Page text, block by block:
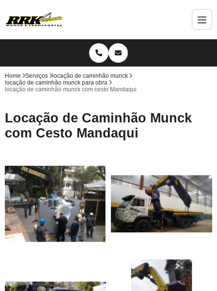
Home Serviços
locação de caminhão munck
locação de caminhão munck para obra
locação de caminhão munck com cesto Mandaqui
Locação de Caminhão Munck
com Cesto Mandaqui